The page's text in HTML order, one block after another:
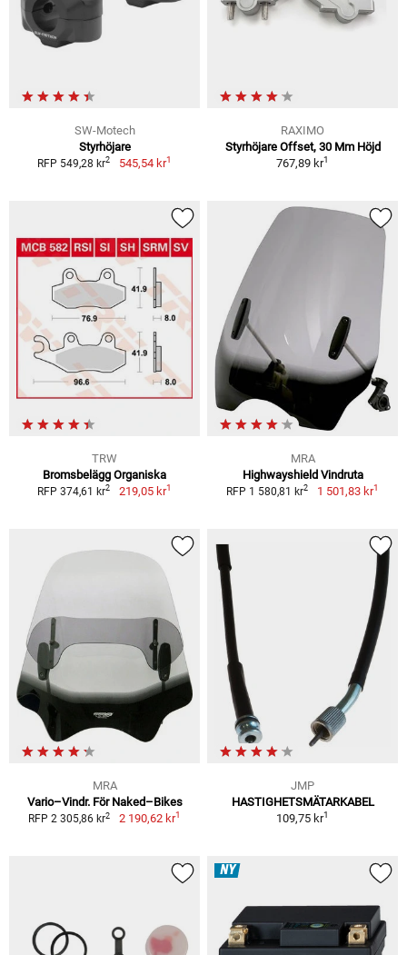
SW-Motech
Styrhöjare
RFP 549,28 kr2 545,54 kr1
RAXIMO
Styrhöjare Offset, 30 Mm Höjd
767,89 kr1
TRW
Bromsbelägg Organiska
RFP 374,61 kr2 219,05 kr1
MRA
Highwayshield Vindruta
RFP 1 580,81 kr2 1 501,83 kr1
MRA
Vario–Vindr. För Naked–Bikes
RFP 2 305,86 kr2 2 190,62 kr1
JMP
HASTIGHETSMÄTARKABEL
109,75 kr1
NY